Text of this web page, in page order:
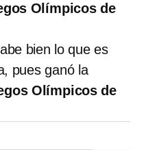
Olímpicos de
bien lo que es
pues ganó la
Olímpicos de